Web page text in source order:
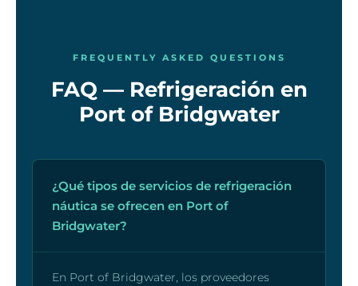
FREQUENTLY ASKED QUESTIONS
FAQ — Refrigeración en
Port of Bridgwater
¿Qué tipos de servicios de refrigeración
náutica se ofrecen en Port of
Bridgwater?
En Port of Bridgwater, los proveedores